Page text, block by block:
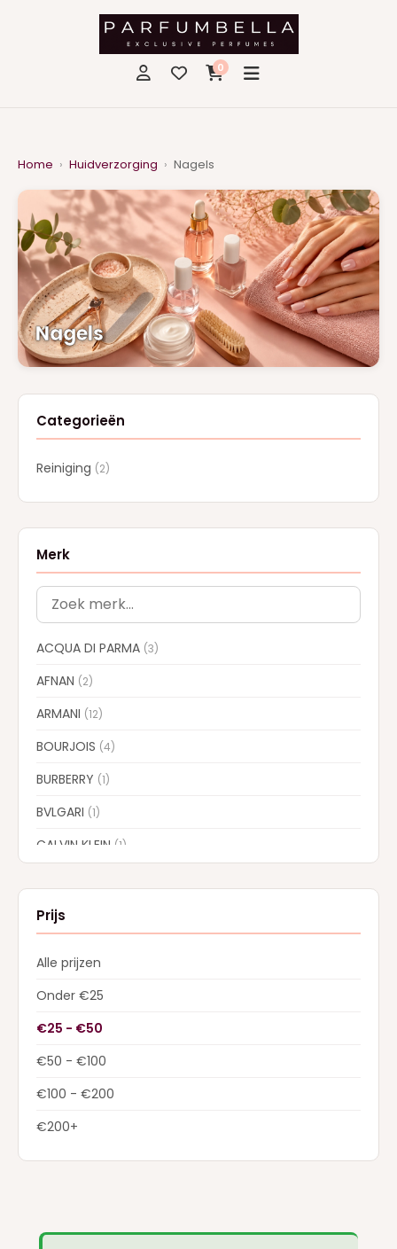
0
Home › Huidverzorging › Nagels
Nagels
Categorieën
Reiniging (2)
Merk
ACQUA DI PARMA (3)
AFNAN (2)
ARMANI (12)
BOURJOIS (4)
BURBERRY (1)
BVLGARI (1)
CALVIN KLEIN (1)
CARTIER
COLLISTAR
GIVENCHY(7)
Prijs
Alle prijzen
Onder €25
€25 - €50
€50 - €100
€100 - €200
€200+